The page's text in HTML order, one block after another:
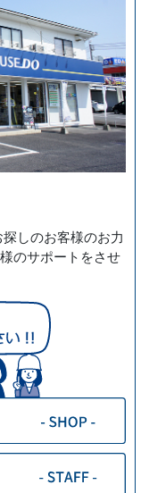
しのお客様のお力
のサポートをさせ